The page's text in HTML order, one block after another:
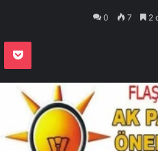
0 7 2
Pocket